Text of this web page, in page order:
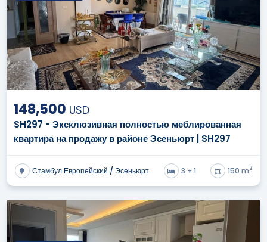
148,500 USD
SH297 - Эксклюзивная полностью меблированная
квартира на продажу в районе Эсеньюрт | SH297
Стамбул Европейский / Эсеньюрт 3 + 1 150 m2